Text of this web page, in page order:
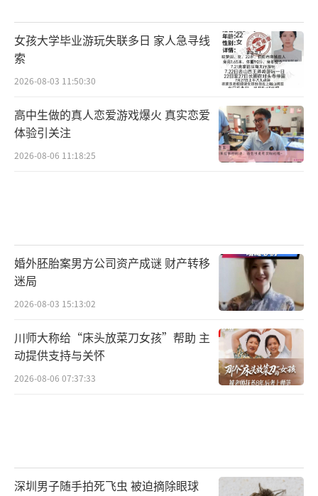
女孩大学毕业游玩失联多日 家人急寻线
索
2026-08-03 11:50:30
高中生做的真人恋爱游戏爆火 真实恋爱
体验引关注
2026-08-06 11:18:25
婚外胚胎案男方公司资产成谜 财产转移
迷局
2026-08-03 15:13:02
川师大称给“床头放菜刀女孩”帮助 主
动提供支持与关怀
2026-08-06 07:37:33
深圳男子随手拍死飞虫 被迫摘除眼球